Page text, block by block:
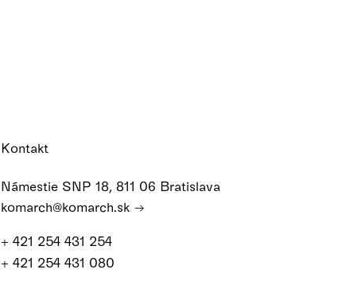
Kontakt
Námestie SNP 18, 811 06 Bratislava
komarch@komarch.sk
+ 421 254 431 254
+ 421 254 431 080